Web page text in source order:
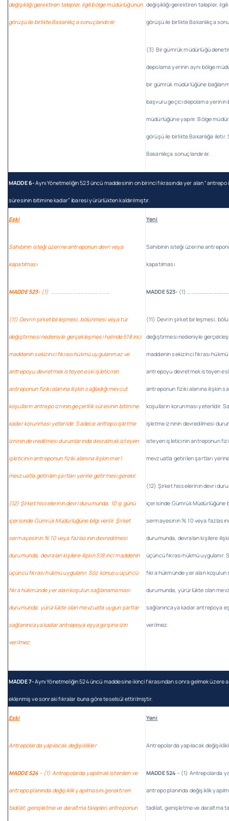
değişikliği gerektiren talepler, ilgili bölge müdürlüğünün
görüşü ile birlikte Bakanlıkça sonuçlandırılır.
değişikliği gerektiren talepler,
görüşü ile birlikte Bakanlıkça
(3) Bir gümrük müdürlüğü
depolama yerinin aynı bölge
bir gümrük müdürlüğüne
başvuru geçici depolama yerinin
müdürlüğüne yapılır. Bölge
görüşü ile birlikte Bakanlığa
Bakanlıkça sonuçlandırılır.
MADDE 6-Aynı Yönetmeliğin 523 üncü maddesinin on birinci fıkrasında yer alan
süresinin bitimine kadar” ibaresi yürürlükten kaldırılmıştır.
Eski
Sahibinin isteği üzerine antreponun devri veya
kapatılması
MADDE 523-(1) …………………………………………
(11) Devrin şirket birleşmesi, bölünmesi veya tür
değiştirmesi nedeniyle gerçekleşmesi halinde 518 inci
maddenin sekizinci fıkrası hükmü uygulanmaz ve
antrepoyu devretmek isteyen eski işleticinin
antreponun fiziki alanına ilişkin sağladığı mevcut
koşulların antrepo izninin geçerlilik süresinin bitimine
kadar korunması yeterlidir. Sadece antrepo işletme
izninin devredilmesi durumlarında devralmak isteyen
işleticinin antreponun fiziki alanına ilişkin mer’i
mevzuatla getirilen şartları yerine getirmesi gerekir.
(12) Şirket hisselerinin devri durumunda, 10 iş günü
içerisinde Gümrük Müdürlüğüne bilgi verilir. Şirket
sermayesinin % 10 veya fazlasının devredilmesi
durumunda, devralan kişilere ilişkin 518 inci maddenin
üçüncü fıkrası hükmü uygulanır. Söz konusu üçüncü
fıkra hükmünde yer alan koşulun sağlanamaması
durumunda, yürürlükte olan mevzuata uygun şartlar
sağlanıncaya kadar antrepoya eşya girişine izin
verilmez.
Yeni
Sahibinin isteği üzerine
kapatılması
MADDE 523- (1)
(11) Devrin şirket birleşmesi,
değiştirmesi nedeniyle
maddenin sekizinci fıkrası
antrepoyu devretmek isteyen
antreponun fiziki alanına ilişkin
koşulların korunması yeterlidir.
işletme izninin devredilmesi
isteyen işleticinin antreponun
mevzuatla getirilen şartları
(12) Şirket hisselerinin devri
içerisinde Gümrük Müdürlüğüne
sermayesinin % 10 veya
durumunda, devralan kişilere
üçüncü fıkrası hükmü
fıkra hükmünde yer alan koşulun
durumunda, yürürlükte olan
sağlanıncaya kadar antrepoya
verilmez.
MADDE 7-Aynı Yönetmeliğin 524 üncü maddesine ikinci fıkrasından sonra gelmek üzere
eklenmiş ve sonraki fıkralar buna göre teselsül ettirilmiştir.
Eski
Antrepolarda yapılacak değişiklikler
MADDE 524– (1) Antrepolarda yapılmak istenilen ve
antrepo planında değişiklik yapılmasını gerektiren
tadilat, genişletme ve daraltma talepleri antreponun
Yeni
Antrepolarda yapılacak
MADDE 524 – (1) Antrepolarda
antrepo planında değişiklik
tadilat, genişletme ve daraltma